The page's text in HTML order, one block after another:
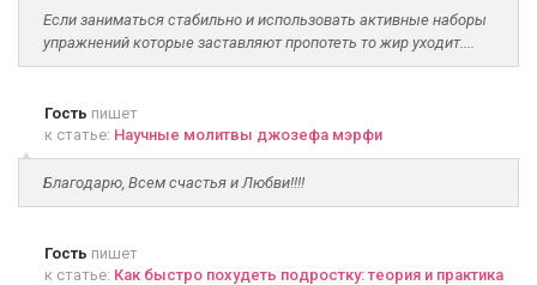
Если заниматься стабильно и использовать активные наборы
упражнений которые заставляют пропотеть то жир уходит....
Гость пишет
к статье: Научные молитвы джозефа мэрфи
Благодарю, Всем счастья и Любви!!!!
Гость пишет
к статье: Как быстро похудеть подростку: теория и практика